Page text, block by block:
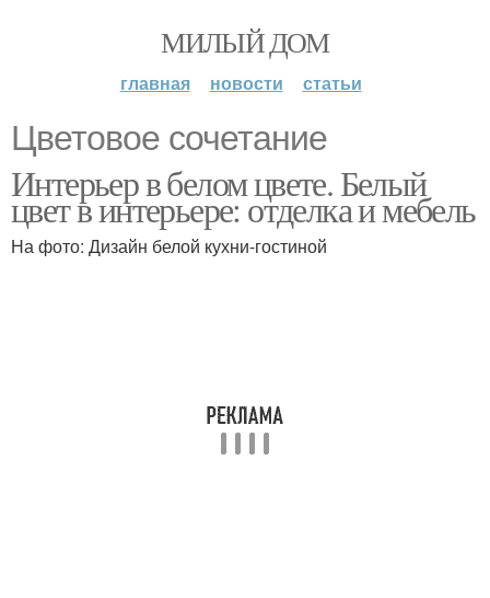
МИЛЫЙ ДОМ
главная новости статьи
Цветовое сочетание
Интерьер в белом цвете. Белый
цвет в интерьере: отделка и мебель
На фото: Дизайн белой кухни-гостиной